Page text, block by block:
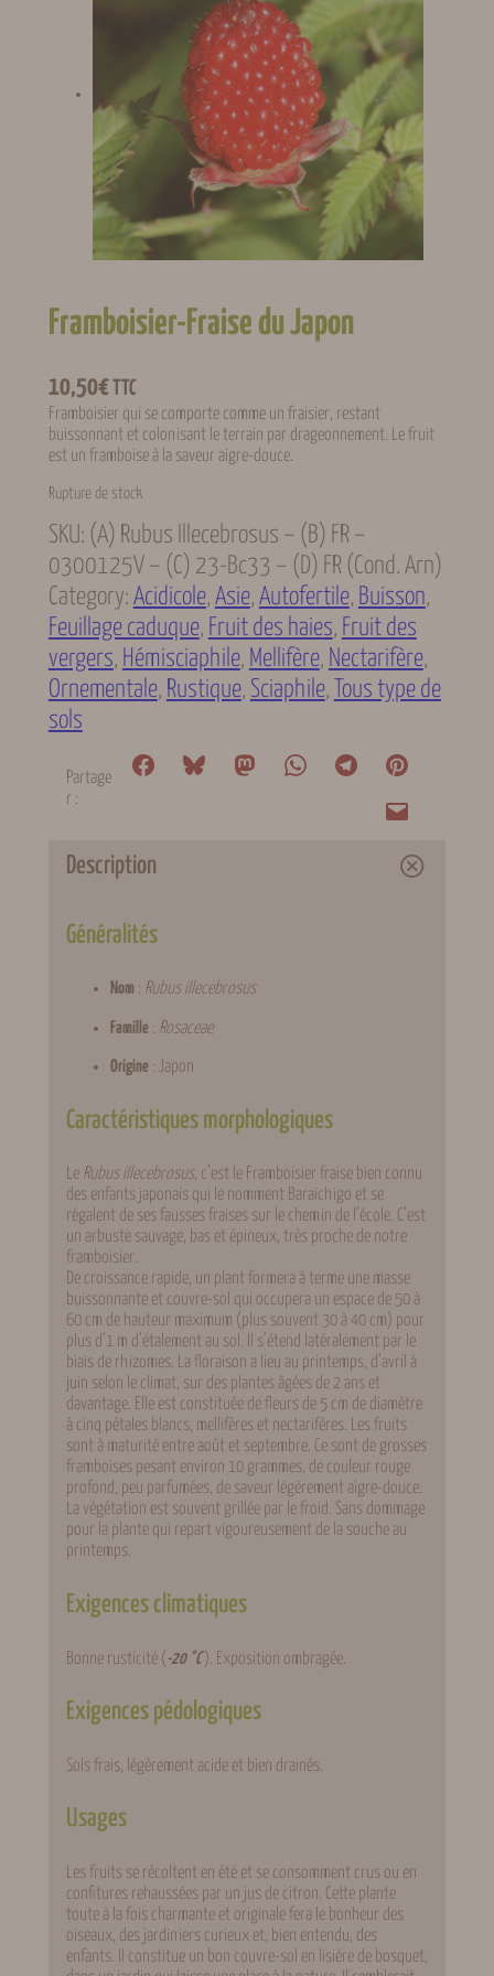
Framboisier-Fraise du Japon
10,50€ TTC
Framboisier qui se comporte comme un fraisier, restant
buissonnant et colonisant le terrain par drageonnement. Le fruit
est un framboise à la saveur aigre-douce.
Rupture de stock
SKU: (A) Rubus Illecebrosus – (B) FR –
0300125V – (C) 23-Bc33 – (D) FR (cond. Arn)
Category: Acidicole, Asie, Autofertile, Buisson
Feuillage caduque, Fruit des haies, Fruit des
vergers, Hémisciaphile, Mellifère, Nectarifère
Ornementale, Rustique, Sciaphile, Tous type de
sols
Partage
r :
Description
Généralités
Nom : Rubus illecebrosus
Famille : Rosaceae
Origine : Japon
Caractéristiques morphologiques
Le Rubus illecebrosus, c’est le Framboisier fraise bien connu
des enfants japonais qui le nomment Baraichigo et se
régalent de ses fausses fraises sur le chemin de l’école. C’est
un arbuste sauvage, bas et épineux, très proche de notre
framboisier.
De croissance rapide, un plant formera à terme une masse
buissonnante et couvre-sol qui occupera un espace de 50 à
60 cm de hauteur maximum (plus souvent 30 à 40 cm) pour
plus d’1 m d’étalement au sol. Il s’étend latéralement par le
biais de rhizomes. La floraison a lieu au printemps, d’avril à
juin selon le climat, sur des plantes âgées de 2 ans et
davantage. Elle est constituée de fleurs de 5 cm de diamètre
à cinq pétales blancs, mellifères et nectarifères. Les fruits
sont à maturité entre août et septembre. Ce sont de grosses
framboises pesant environ 10 grammes, de couleur rouge
profond, peu parfumées, de saveur légèrement aigre-douce.
La végétation est souvent grillée par le froid. Sans dommage
pour la plante qui repart vigoureusement de la souche au
printemps.
Exigences climatiques
Bonne rusticité ( -20 °C). Exposition ombragée.
Exigences pédologiques
Sols frais, légèrement acide et bien drainés.
Usages
Les fruits se récoltent en été et se consomment crus ou en
confitures rehaussées par un jus de citron. Cette plante
toute à la fois charmante et originale fera le bonheur des
oiseaux, des jardiniers curieux et, bien entendu, des
enfants. Il constitue un bon couvre-sol en lisière de bosquet,